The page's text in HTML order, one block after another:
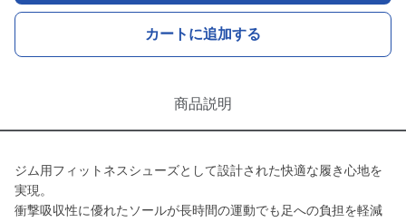
カートに追加する
商品説明
ジム用フィットネスシューズとして設計された快適な履き心地を
実現。
衝撃吸収性に優れたソールが長時間の運動でも足への負担を軽減